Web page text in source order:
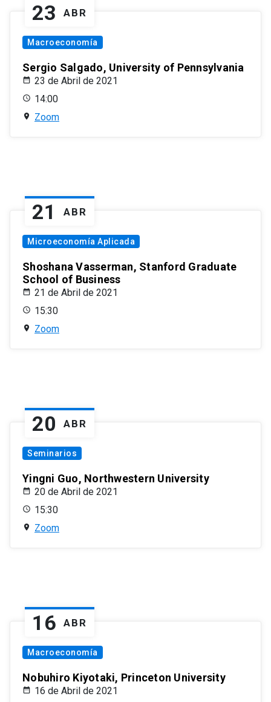
23 ABR
Macroeconomía
Sergio Salgado, University of Pennsylvania
23 de Abril de 2021
14:00
Zoom
21 ABR
Microeconomía Aplicada
Shoshana Vasserman, Stanford Graduate
School of Business
21 de Abril de 2021
15:30
Zoom
20 ABR
Seminarios
Yingni Guo, Northwestern University
20 de Abril de 2021
15:30
Zoom
16 ABR
Macroeconomía
Nobuhiro Kiyotaki, Princeton University
16 de Abril de 2021